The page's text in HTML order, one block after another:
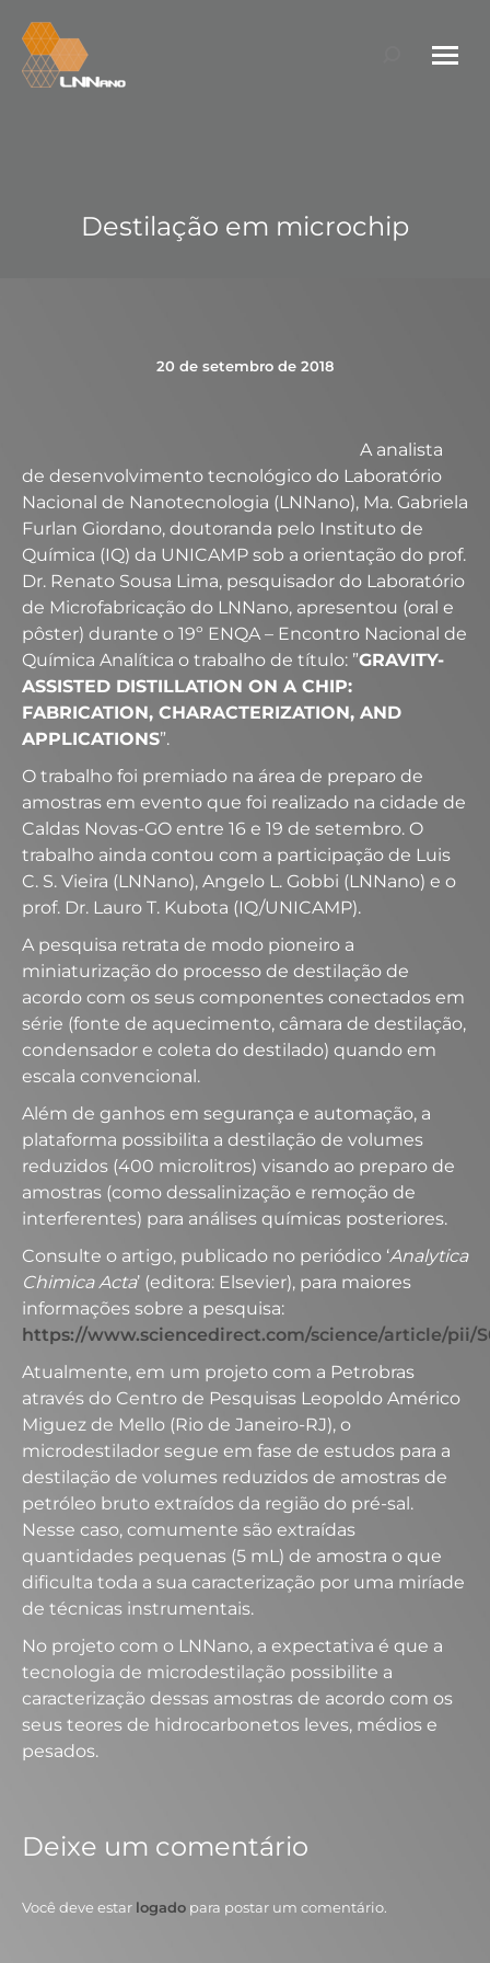
Search:
Destilação em microchip
20 de setembro de 2018
A analista
de desenvolvimento tecnológico do Laboratório
Nacional de Nanotecnologia (LNNano), Ma. Gabriela
Furlan Giordano, doutoranda pelo Instituto de
Química (IQ) da UNICAMP sob a orientação do prof.
Dr. Renato Sousa Lima, pesquisador do Laboratório
de Microfabricação do LNNano, apresentou (oral e
pôster) durante o 19º ENQA – Encontro Nacional de
Química Analítica o trabalho de título: ”GRAVITY-
ASSISTED DISTILLATION ON A CHIP:
FABRICATION, CHARACTERIZATION, AND
APPLICATIONS”.
O trabalho foi premiado na área de preparo de
amostras em evento que foi realizado na cidade de
Caldas Novas-GO entre 16 e 19 de setembro. O
trabalho ainda contou com a participação de Luis
C. S. Vieira (LNNano), Angelo L. Gobbi (LNNano) e o
prof. Dr. Lauro T. Kubota (IQ/UNICAMP).
A pesquisa retrata de modo pioneiro a
miniaturização do processo de destilação de
acordo com os seus componentes conectados em
série (fonte de aquecimento, câmara de destilação,
condensador e coleta do destilado) quando em
escala convencional.
Além de ganhos em segurança e automação, a
plataforma possibilita a destilação de volumes
reduzidos (400 microlitros) visando ao preparo de
amostras (como dessalinização e remoção de
interferentes) para análises químicas posteriores.
Consulte o artigo, publicado no periódico ‘Analytica
Chimica Acta’ (editora: Elsevier), para maiores
informações sobre a pesquisa:
https://www.sciencedirect.com/science/article/pii/
Atualmente, em um projeto com a Petrobras
através do Centro de Pesquisas Leopoldo Américo
Miguez de Mello (Rio de Janeiro-RJ), o
microdestilador segue em fase de estudos para a
destilação de volumes reduzidos de amostras de
petróleo bruto extraídos da região do pré-sal.
Nesse caso, comumente são extraídas
quantidades pequenas (5 mL) de amostra o que
dificulta toda a sua caracterização por uma miríade
de técnicas instrumentais.
No projeto com o LNNano, a expectativa é que a
tecnologia de microdestilação possibilite a
caracterização dessas amostras de acordo com os
seus teores de hidrocarbonetos leves, médios e
pesados.
Deixe um comentário
Você deve estar logado para postar um comentário.